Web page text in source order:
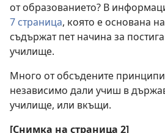
от образованието? В
7 страница, която е основана
съдържат пет начина за
училище.
Много от обсъдените
независимо дали учиш в
училище, или вкъщи.
[Снимка на страница 2]